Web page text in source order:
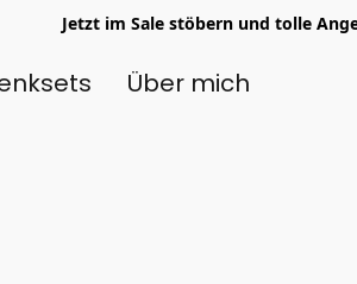
Jetzt im Sale stöbern und tolle
Über mich